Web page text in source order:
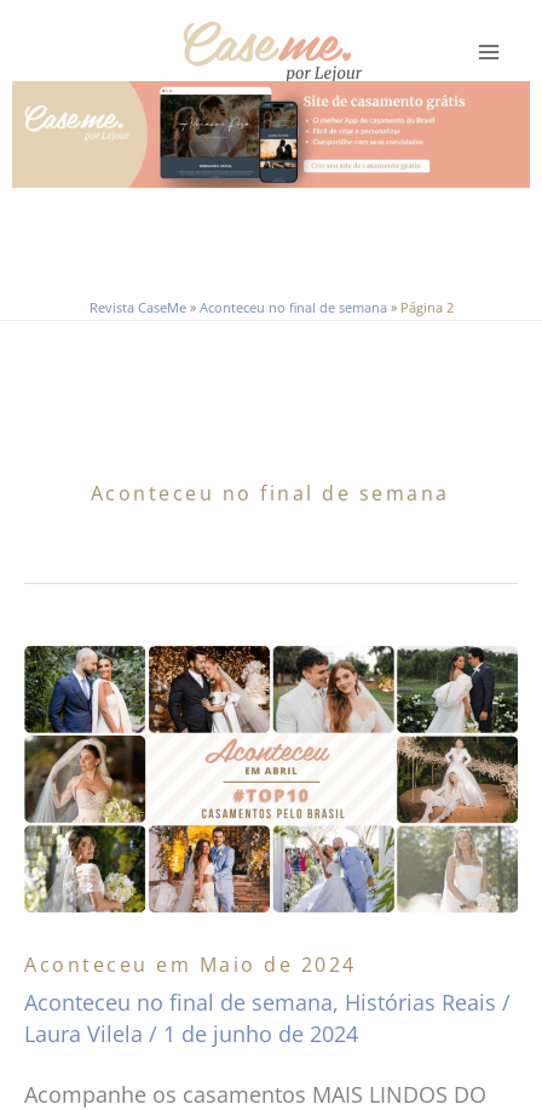
conteúdo
Revista CaseMe» Aconteceu no final de semana» Página 2
Aconteceu no final de semana
Aconteceu em Maio de 2024
Aconteceu no final de semana, Histórias Reais /
Laura Vilela / 1 de junho de 2024
Acompanhe os casamentos MAIS LINDOS DO
Aconteceu
em
Maio
de
2024